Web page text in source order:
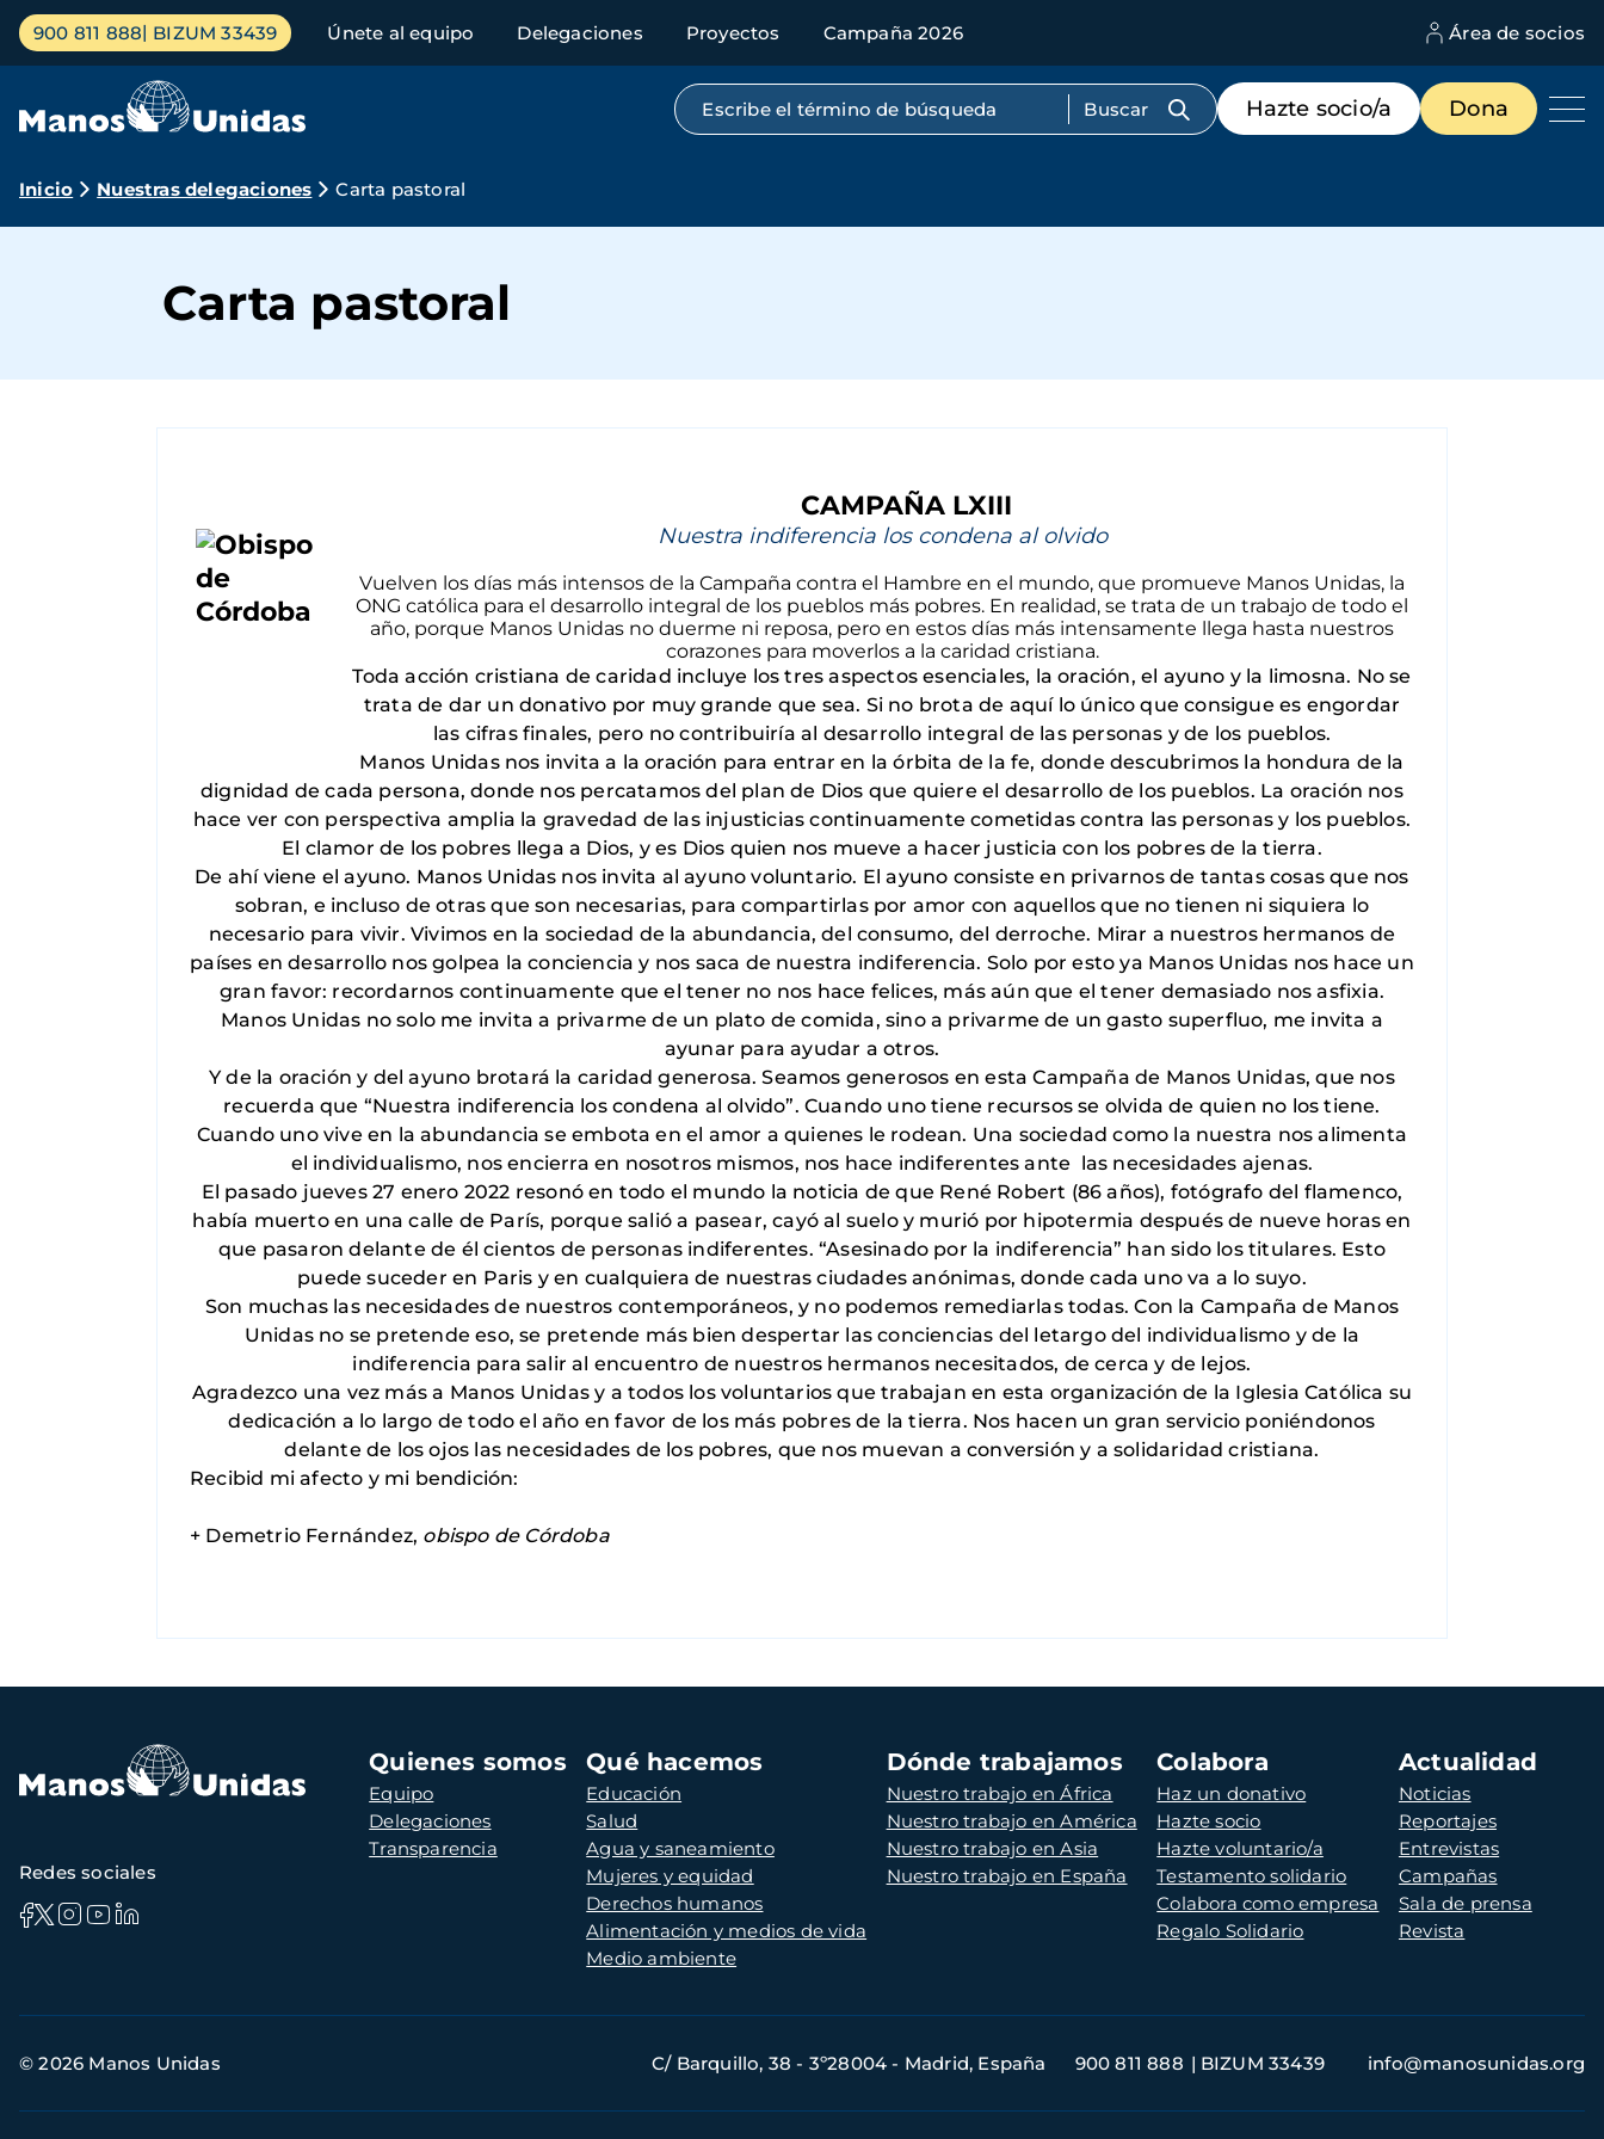
Pasar
contenido
Menú
principal
900 811 888 BIZUM 33439 Únete al equipo Delegaciones Proyectos Campaña 2026 Área de socios
Búsqueda por texto completo
Menú
de
destacados
Hazte socio/a Dona
Ruta
navegación
Inicio Nuestras delegaciones Carta pastoral
Carta pastoral
CAMPAÑA LXIII
Nuestra indiferencia los condena al olvido
Vuelven los días más intensos de la Campaña contra el Hambre en el mundo, que promueve Manos Unidas, la
ONG católica para el desarrollo integral de los pueblos más pobres. En realidad, se trata de un trabajo de todo el
año, porque Manos Unidas no duerme ni reposa, pero en estos días más intensamente llega hasta nuestros
corazones para moverlos a la caridad cristiana.
Toda acción cristiana de caridad incluye los tres aspectos esenciales, la oración, el ayuno y la limosna. No se
trata de dar un donativo por muy grande que sea. Si no brota de aquí lo único que consigue es engordar
las cifras finales, pero no contribuiría al desarrollo integral de las personas y de los pueblos.
Manos Unidas nos invita a la oración para entrar en la órbita de la fe, donde descubrimos la hondura de la
dignidad de cada persona, donde nos percatamos del plan de Dios que quiere el desarrollo de los pueblos. La oración nos
hace ver con perspectiva amplia la gravedad de las injusticias continuamente cometidas contra las personas y los pueblos.
El clamor de los pobres llega a Dios, y es Dios quien nos mueve a hacer justicia con los pobres de la tierra.
De ahí viene el ayuno. Manos Unidas nos invita al ayuno voluntario. El ayuno consiste en privarnos de tantas cosas que nos
sobran, e incluso de otras que son necesarias, para compartirlas por amor con aquellos que no tienen ni siquiera lo
necesario para vivir. Vivimos en la sociedad de la abundancia, del consumo, del derroche. Mirar a nuestros hermanos de
países en desarrollo nos golpea la conciencia y nos saca de nuestra indiferencia. Solo por esto ya Manos Unidas nos hace un
gran favor: recordarnos continuamente que el tener no nos hace felices, más aún que el tener demasiado nos asfixia.
Manos Unidas no solo me invita a privarme de un plato de comida, sino a privarme de un gasto superfluo, me invita a
ayunar para ayudar a otros.
Y de la oración y del ayuno brotará la caridad generosa. Seamos generosos en esta Campaña de Manos Unidas, que nos
recuerda que “Nuestra indiferencia los condena al olvido”. Cuando uno tiene recursos se olvida de quien no los tiene.
Cuando uno vive en la abundancia se embota en el amor a quienes le rodean. Una sociedad como la nuestra nos alimenta
el individualismo, nos encierra en nosotros mismos, nos hace indiferentes ante las necesidades ajenas.
El pasado jueves 27 enero 2022 resonó en todo el mundo la noticia de que René Robert (86 años), fotógrafo del flamenco,
había muerto en una calle de París, porque salió a pasear, cayó al suelo y murió por hipotermia después de nueve horas en
que pasaron delante de él cientos de personas indiferentes. “Asesinado por la indiferencia” han sido los titulares. Esto
puede suceder en Paris y en cualquiera de nuestras ciudades anónimas, donde cada uno va a lo suyo.
Son muchas las necesidades de nuestros contemporáneos, y no podemos remediarlas todas. Con la Campaña de Manos
Unidas no se pretende eso, se pretende más bien despertar las conciencias del letargo del individualismo y de la
indiferencia para salir al encuentro de nuestros hermanos necesitados, de cerca y de lejos.
Agradezco una vez más a Manos Unidas y a todos los voluntarios que trabajan en esta organización de la Iglesia Católica su
dedicación a lo largo de todo el año en favor de los más pobres de la tierra. Nos hacen un gran servicio poniéndonos
delante de los ojos las necesidades de los pobres, que nos muevan a conversión y a solidaridad cristiana.
Recibid mi afecto y mi bendición:
+ Demetrio Fernández, obispo de Córdoba
Navegación
principal
Quienes somos
Equipo
Delegaciones
Transparencia
Qué hacemos
Educación
Salud
Agua y saneamiento
Mujeres y equidad
Derechos humanos
Alimentación y medios de vida
Medio ambiente
Dónde trabajamos
Nuestro trabajo en África
Nuestro trabajo en América
Nuestro trabajo en Asia
Nuestro trabajo en España
Colabora
Haz un donativo
Hazte socio
Hazte voluntario/a
Testamento solidario
Colabora como empresa
Regalo Solidario
Actualidad
Noticias
Reportajes
Entrevistas
Campañas
Sala de prensa
Revista
Redes sociales
de
© 2026 Manos Unidas C/ Barquillo, 38 - 3º28004 - Madrid, España 900 811 888 BIZUM 33439 info@manosunidas.org